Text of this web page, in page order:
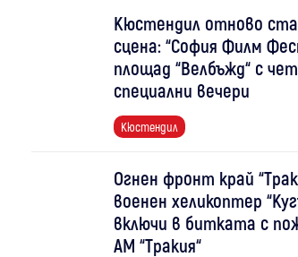
Кюстендил отново
сцена: “София Филм
площад “Велбъжд“ с
специални вечери
Кюстендил
Огнен фронт край
военен хеликоптер
включи в битката с
АМ “Тракия“